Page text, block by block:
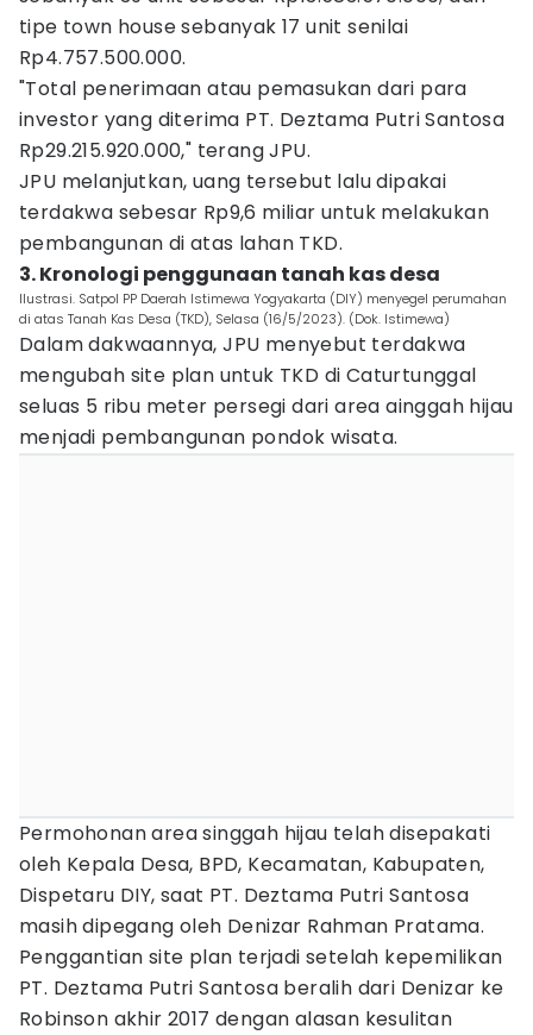
tipe town house sebanyak 17 unit senilai
Rp4.757.500.000.
"Total penerimaan atau pemasukan dari para
investor yang diterima PT. Deztama Putri Santosa
Rp29.215.920.000," terang JPU.
JPU melanjutkan, uang tersebut lalu dipakai
terdakwa sebesar Rp9,6 miliar untuk melakukan
pembangunan di atas lahan TKD.
3. Kronologi penggunaan tanah kas desa
Ilustrasi. Satpol PP Daerah Istimewa Yogyakarta (DIY) menyegel perumahan
di atas Tanah Kas Desa (TKD), Selasa (16/5/2023). (Dok. Istimewa)
Dalam dakwaannya, JPU menyebut terdakwa
mengubah site plan untuk TKD di Caturtunggal
seluas 5 ribu meter persegi dari area ainggah hijau
menjadi pembangunan pondok wisata.
Permohonan area singgah hijau telah disepakati
oleh Kepala Desa, BPD, Kecamatan, Kabupaten,
Dispetaru DIY, saat PT. Deztama Putri Santosa
masih dipegang oleh Denizar Rahman Pratama.
Penggantian site plan terjadi setelah kepemilikan
PT. Deztama Putri Santosa beralih dari Denizar ke
Robinson akhir 2017 dengan alasan kesulitan